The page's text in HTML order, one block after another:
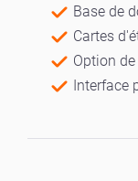
Base de
Cartes
Option
Interface